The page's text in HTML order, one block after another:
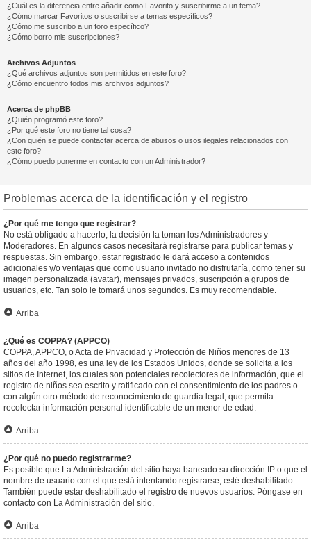
¿Cuál es la diferencia entre añadir como Favorito y suscribirme a un tema?
¿Cómo marcar Favoritos o suscribirse a temas específicos?
¿Cómo me suscribo a un foro específico?
¿Cómo borro mis suscripciones?
Archivos Adjuntos
¿Qué archivos adjuntos son permitidos en este foro?
¿Cómo encuentro todos mis archivos adjuntos?
Acerca de phpBB
¿Quién programó este foro?
¿Por qué este foro no tiene tal cosa?
¿Con quién se puede contactar acerca de abusos o usos ilegales relacionados con
este foro?
¿Cómo puedo ponerme en contacto con un Administrador?
Problemas acerca de la identificación y el registro
¿Por qué me tengo que registrar?
No está obligado a hacerlo, la decisión la toman los Administradores y
Moderadores. En algunos casos necesitará registrarse para publicar temas y
respuestas. Sin embargo, estar registrado le dará acceso a contenidos
adicionales y/o ventajas que como usuario invitado no disfrutaría, como tener su
imagen personalizada (avatar), mensajes privados, suscripción a grupos de
usuarios, etc. Tan solo le tomará unos segundos. Es muy recomendable.
Arriba
¿Qué es COPPA? (APPCO)
COPPA, APPCO, o Acta de Privacidad y Protección de Niños menores de 13
años del año 1998, es una ley de los Estados Unidos, donde se solicita a los
sitios de Internet, los cuales son potenciales recolectores de información, que el
registro de niños sea escrito y ratificado con el consentimiento de los padres o
con algún otro método de reconocimiento de guardia legal, que permita
recolectar información personal identificable de un menor de edad.
Arriba
¿Por qué no puedo registrarme?
Es posible que La Administración del sitio haya baneado su dirección IP o que el
nombre de usuario con el que está intentando registrarse, esté deshabilitado.
También puede estar deshabilitado el registro de nuevos usuarios. Póngase en
contacto con La Administración del sitio.
Arriba